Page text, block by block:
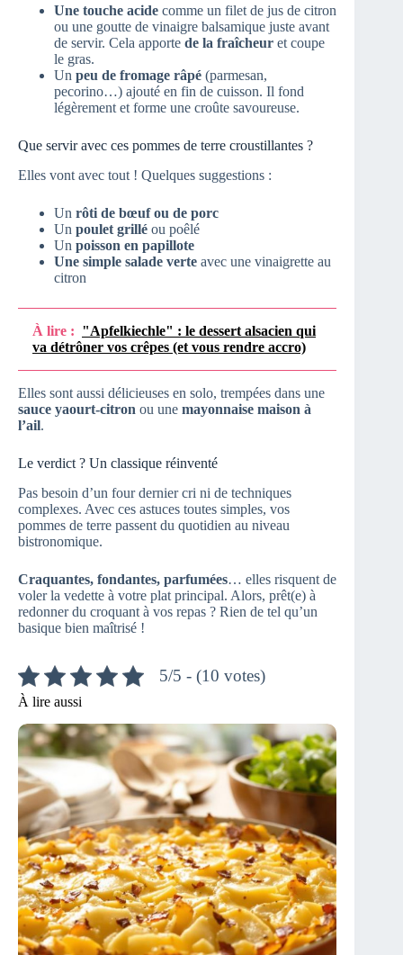
Une touche acide comme un filet de jus de citron
ou une goutte de vinaigre balsamique juste avant
de servir. Cela apporte de la fraîcheur et coupe
le gras.
Un peu de fromage râpé (parmesan,
pecorino…) ajouté en fin de cuisson. Il fond
légèrement et forme une croûte savoureuse.
Que servir avec ces pommes de terre croustillantes ?
Elles vont avec tout ! Quelques suggestions :
Un rôti de bœuf ou de porc
Un poulet grillé ou poêlé
Un poisson en papillote
Une simple salade verte avec une vinaigrette au
citron
À lire : "Apfelkiechle" : le dessert alsacien qui
va détrôner vos crêpes (et vous rendre accro)
Elles sont aussi délicieuses en solo, trempées dans une
sauce yaourt-citron ou une mayonnaise maison à
l’ail.
Le verdict ? Un classique réinventé
Pas besoin d’un four dernier cri ni de techniques
complexes. Avec ces astuces toutes simples, vos
pommes de terre passent du quotidien au niveau
bistronomique.
Craquantes, fondantes, parfumées… elles risquent de
voler la vedette à votre plat principal. Alors, prêt(e) à
redonner du croquant à vos repas ? Rien de tel qu’un
basique bien maîtrisé !
5/5 - (10 votes)
À lire aussi